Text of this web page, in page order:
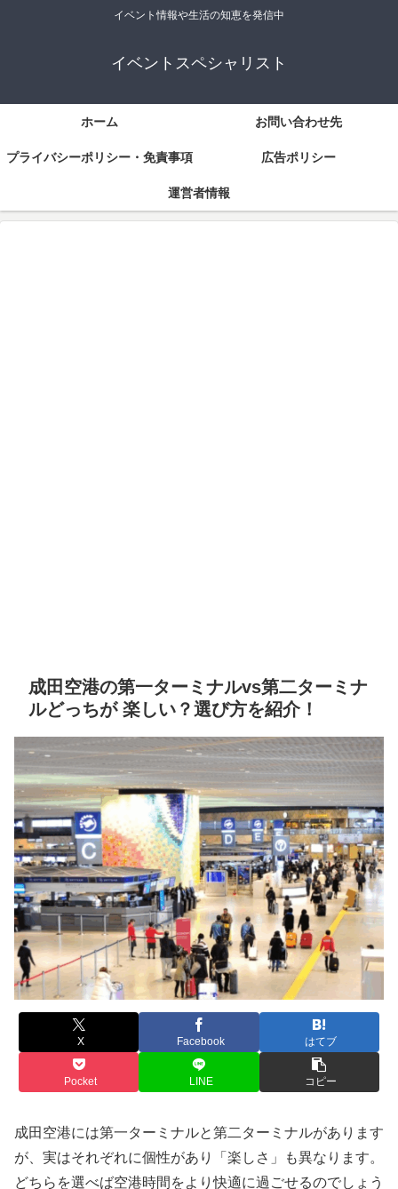
イベント情報や生活の知恵を発信中
イベントスペシャリスト
ホーム お問い合わせ先
プライバシーポリシー・免責事項 広告ポリシー
運営者情報
成田空港の第一ターミナルvs第二ターミナ
ルどっちが 楽しい？選び方を紹介！
X Facebook はてブ
Pocket LINE コピー
成田空港には第一ターミナルと第二ターミナルがあります
が、実はそれぞれに個性があり「楽しさ」も異なります。
どちらを選べば空港時間をより快適に過ごせるのでしょう